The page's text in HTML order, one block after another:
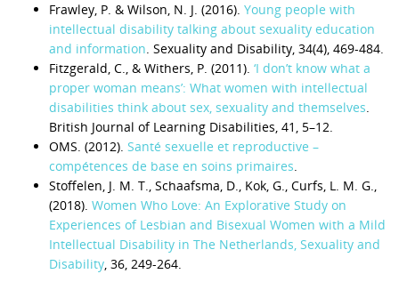
Frawley, P. & Wilson, N. J. (2016). Young people with
intellectual disability talking about sexuality education
and information. Sexuality and Disability, 34(4), 469-484.
Fitzgerald, C., & Withers, P. (2011). ‘I don’t know what a
proper woman means’: What women with intellectual
disabilities think about sex, sexuality and themselves.
British Journal of Learning Disabilities, 41, 5–12.
OMS. (2012). Santé sexuelle et reproductive –
compétences de base en soins primaires.
Stoffelen, J. M. T., Schaafsma, D., Kok, G., Curfs, L. M. G.,
(2018). Women Who Love: An Explorative Study on
Experiences of Lesbian and Bisexual Women with a Mild
Intellectual Disability in The Netherlands, Sexuality and
Disability, 36, 249-264.